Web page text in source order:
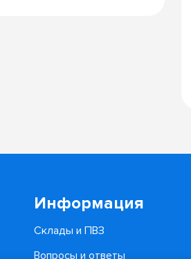
Информация
Склады и ПВЗ
Вопросы и ответы